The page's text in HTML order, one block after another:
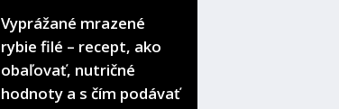
Vyprážané mrazené
rybie filé – recept, ako
obaľovať, nutričné
hodnoty a s čím podávať